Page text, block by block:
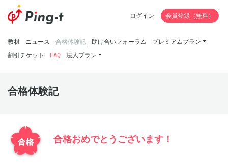
教材 ニュース 合格体験記 助け合いフォーラム
プレミアムプラン
割引チケット
FAQ 法人プラン
ログイン 会員登録（無料）
合格体験記
合格おめでとうございます！